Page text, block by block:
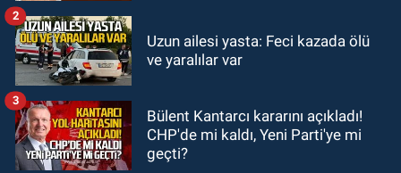
21:12Yönetim kulübü önce borç
GÜNDEM
20:56Otomobilin çarptığı yaşlı
adam hayatını kaybetti
Uzun ailesi yasta: Feci kazada ölü
ve yaralılar var
2
Bülent Kantarcı kararını açıkladı!
CHP'de mi kaldı, Yeni Parti'ye mi
geçti?
3